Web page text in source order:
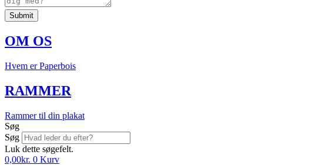
Submit
OM OS
Hvem er Paperbois
RAMMER
Rammer til din plakat
Søg
Søg
Luk dette søgefelt.
0,00kr. 0 Kurv